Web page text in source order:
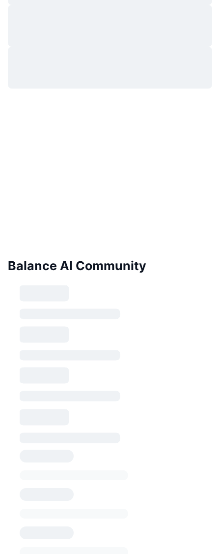
Balance AI Community